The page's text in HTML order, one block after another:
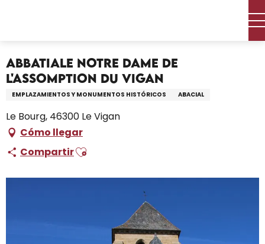
Abbatiale Notre Dame de
l'Assomption du Vigan
EMPLAZAMIENTOS Y MONUMENTOS HISTÓRICOS ABACIAL
Le Bourg, 46300 Le Vigan
Cómo llegar
CompartirAjouter aux favoris